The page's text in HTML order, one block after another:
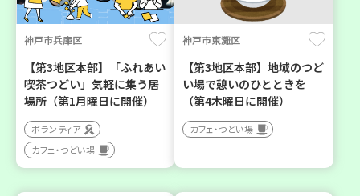
神戸市兵庫区
【第3地区本部】「ふれあい
喫茶つどい」気軽に集う居
場所（第1月曜日に開催）
ボランティア
カフェ・つどい場
神戸市東灘区
【第3地区本部】地域のつど
い場で憩いのひとときを
（第4木曜日に開催）
カフェ・つどい場